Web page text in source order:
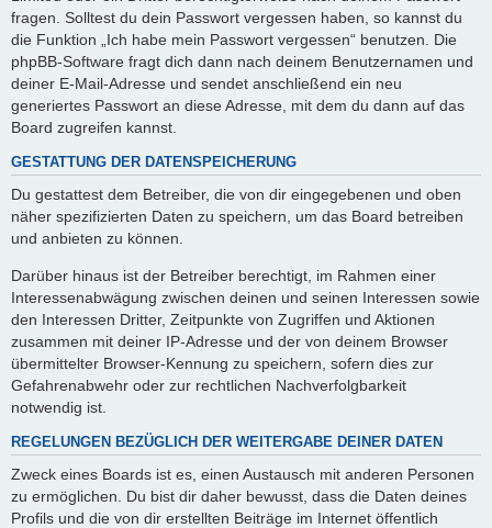
fragen. Solltest du dein Passwort vergessen haben, so kannst du
die Funktion „Ich habe mein Passwort vergessen“ benutzen. Die
phpBB-Software fragt dich dann nach deinem Benutzernamen und
deiner E-Mail-Adresse und sendet anschließend ein neu
generiertes Passwort an diese Adresse, mit dem du dann auf das
Board zugreifen kannst.
GESTATTUNG DER DATENSPEICHERUNG
Du gestattest dem Betreiber, die von dir eingegebenen und oben
näher spezifizierten Daten zu speichern, um das Board betreiben
und anbieten zu können.
Darüber hinaus ist der Betreiber berechtigt, im Rahmen einer
Interessenabwägung zwischen deinen und seinen Interessen sowie
den Interessen Dritter, Zeitpunkte von Zugriffen und Aktionen
zusammen mit deiner IP-Adresse und der von deinem Browser
übermittelter Browser-Kennung zu speichern, sofern dies zur
Gefahrenabwehr oder zur rechtlichen Nachverfolgbarkeit
notwendig ist.
REGELUNGEN BEZÜGLICH DER WEITERGABE DEINER DATEN
Zweck eines Boards ist es, einen Austausch mit anderen Personen
zu ermöglichen. Du bist dir daher bewusst, dass die Daten deines
Profils und die von dir erstellten Beiträge im Internet öffentlich